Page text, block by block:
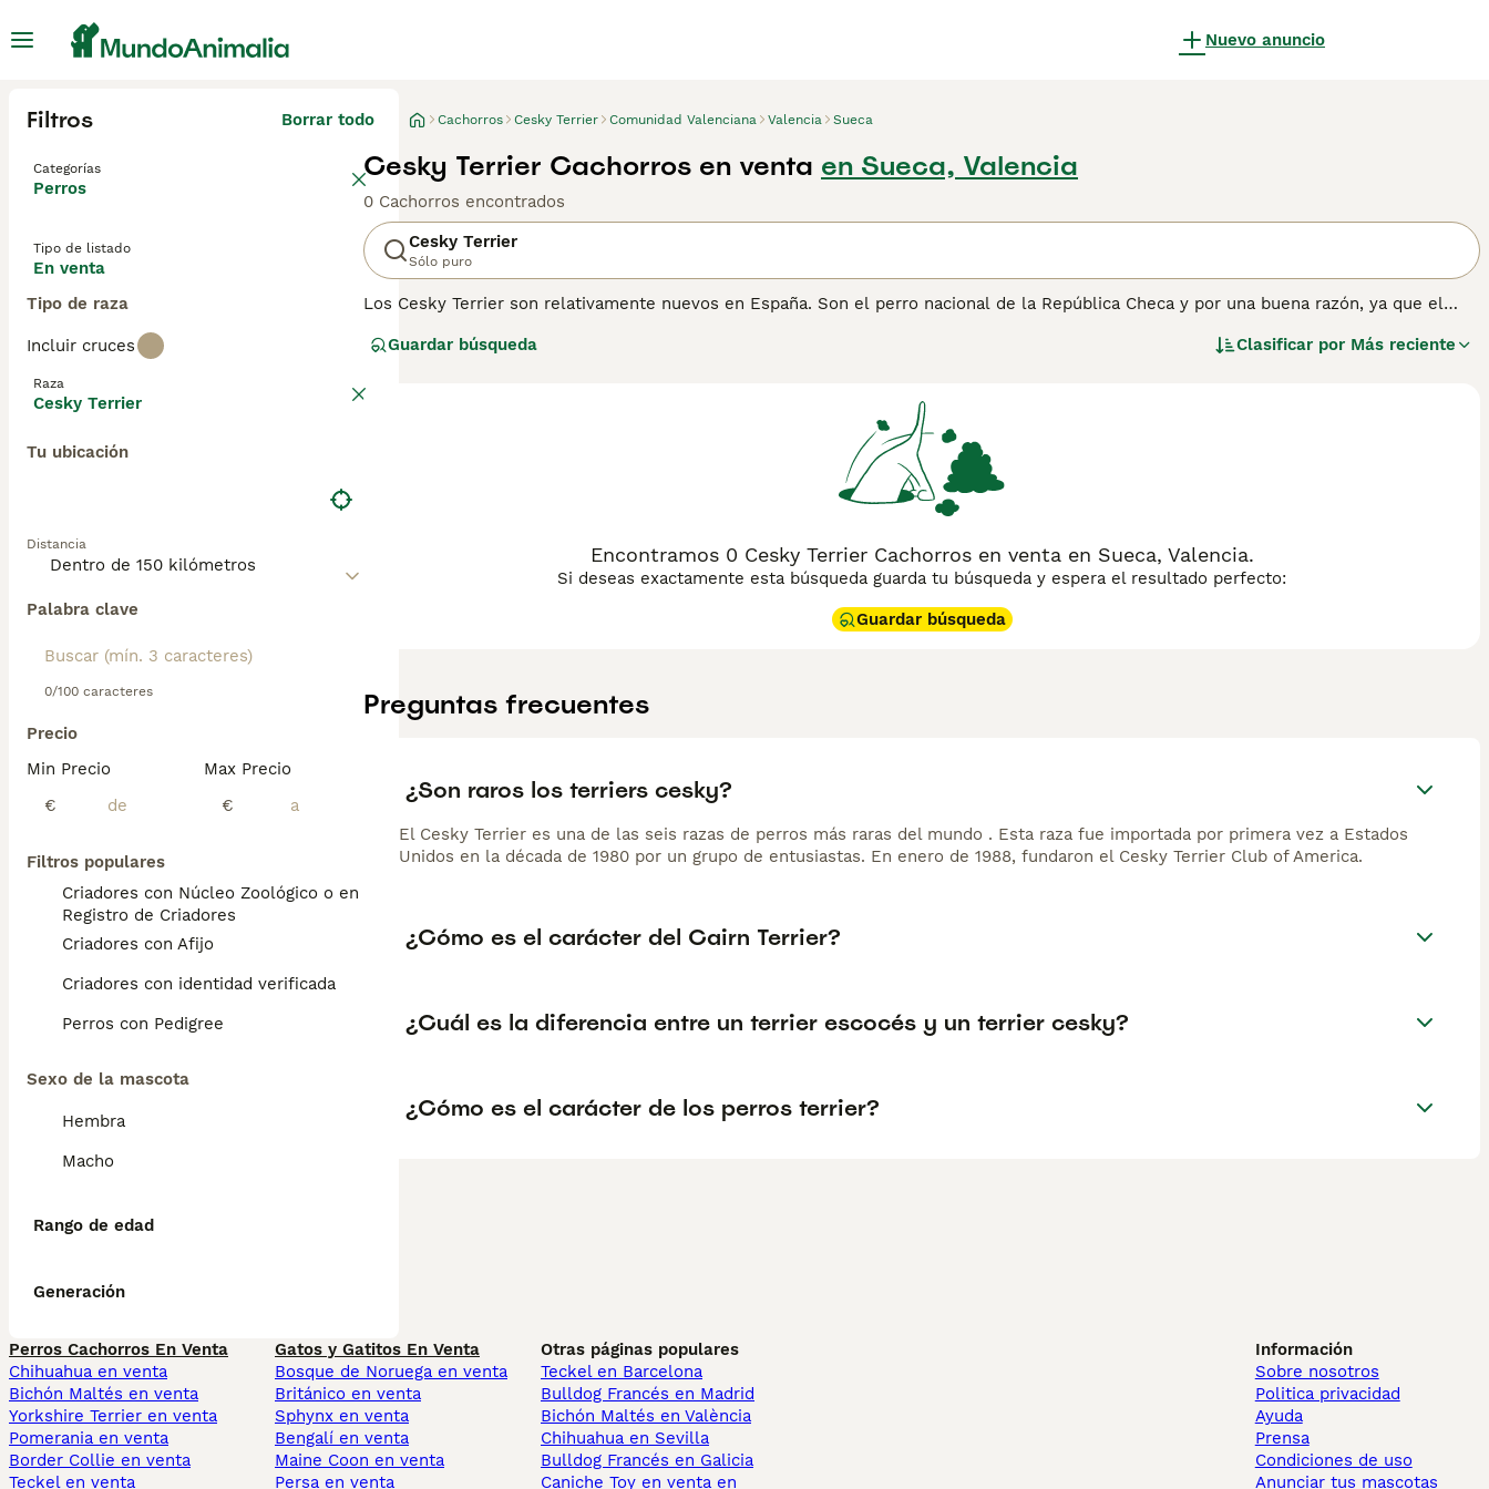
Nuevo anuncio
Filtros Borrar todo
Categorías
Perros
Tipo de listado
En venta
Tipo de raza
Incluir cruces
Raza
Cesky Terrier
Tu ubicación
Distancia
Palabra clave
0/100 caracteres
Precio
Min Precio
€
Max Precio
€
Filtros populares
Criadores con Núcleo Zoológico o en el
Registro de Criadores
Criadores con Afijo
Criadores con identidad verificada
Perros con Pedigree
Sexo de la mascota
Hembra
Macho
Rango de edad
Generación
Cachorros Cesky Terrier Comunidad Valenciana Valencia Sueca
Cesky Terrier Cachorros en venta en Sueca, Valencia
0 Cachorros encontrados
Cesky Terrier
Sólo puro
Los Cesky Terrier son relativamente nuevos en España. Son el perro nacional de la República Checa y por una buena razón, ya que el
un ambiente familiar donde pueden llevarse bien con los niños y otros animales. Son Terriers y fueron criados para cazar, lo que significa
Terrier para obtener información sobre esta raza de perro.
Guardar búsqueda Clasificar por Más reciente
Encontramos 0 Cesky Terrier Cachorros en venta en Sueca, Valencia.
Si deseas exactamente esta búsqueda guarda tu búsqueda y espera el resultado perfecto:
Guardar búsqueda
Preguntas frecuentes
¿Son raros los terriers cesky?
El Cesky Terrier es una de las seis razas de perros más raras del mundo . Esta raza fue importada por primera vez a Estados
Unidos en la década de 1980 por un grupo de entusiastas. En enero de 1988, fundaron el Cesky Terrier Club of America.
¿Cómo es el carácter del Cairn Terrier?
¿Cuál es la diferencia entre un terrier escocés y un terrier cesky?
¿Cómo es el carácter de los perros terrier?
Perros Cachorros En Venta
Chihuahua en venta
Bichón Maltés en venta
Yorkshire Terrier en venta
Pomerania en venta
Border Collie en venta
Teckel en venta
Gatos y Gatitos En Venta
Bosque de Noruega en venta
Británico en venta
Sphynx en venta
Bengalí en venta
Maine Coon en venta
Persa en venta
Otras páginas populares
Teckel en Barcelona
Bulldog Francés en Madrid
Bichón Maltés en València
Chihuahua en Sevilla
Bulldog Francés en Galicia
Caniche Toy en venta en
Información
Sobre nosotros
Politica privacidad
Ayuda
Prensa
Condiciones de uso
Anunciar tus mascotas